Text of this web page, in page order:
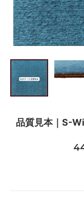
品質見本｜S-